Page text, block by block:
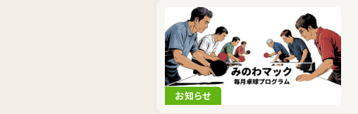
お知らせ